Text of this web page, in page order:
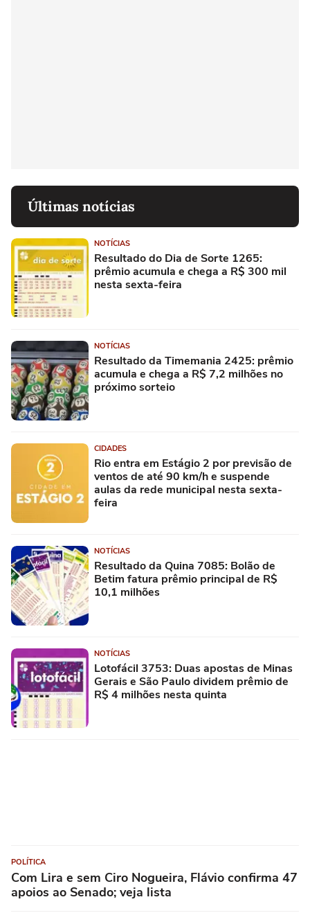
Últimas notícias
NOTÍCIAS
Resultado do Dia de Sorte 1265:
prêmio acumula e chega a R$ 300 mil
nesta sexta-feira
NOTÍCIAS
Resultado da Timemania 2425: prêmio
acumula e chega a R$ 7,2 milhões no
próximo sorteio
CIDADES
Rio entra em Estágio 2 por previsão de
ventos de até 90 km/h e suspende
aulas da rede municipal nesta sexta-
feira
NOTÍCIAS
Resultado da Quina 7085: Bolão de
Betim fatura prêmio principal de R$
10,1 milhões
NOTÍCIAS
Lotofácil 3753: Duas apostas de Minas
Gerais e São Paulo dividem prêmio de
R$ 4 milhões nesta quinta
POLÍTICA
Com Lira e sem Ciro Nogueira, Flávio confirma 47
apoios ao Senado; veja lista